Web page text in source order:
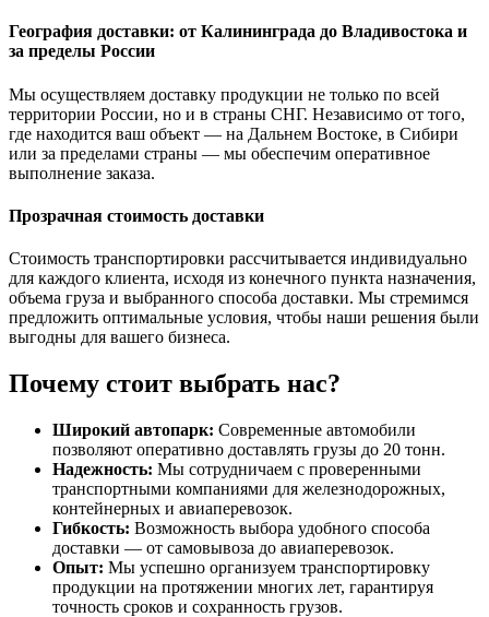
География доставки: от Калининграда до Владивостока и
за пределы России
Мы осуществляем доставку продукции не только по всей
территории России, но и в страны СНГ. Независимо от того,
где находится ваш объект — на Дальнем Востоке, в Сибири
или за пределами страны — мы обеспечим оперативное
выполнение заказа.
Прозрачная стоимость доставки
Стоимость транспортировки рассчитывается индивидуально
для каждого клиента, исходя из конечного пункта назначения,
объема груза и выбранного способа доставки. Мы стремимся
предложить оптимальные условия, чтобы наши решения были
выгодны для вашего бизнеса.
Почему стоит выбрать нас?
Широкий автопарк: Современные автомобили
позволяют оперативно доставлять грузы до 20 тонн.
Надежность: Мы сотрудничаем с проверенными
транспортными компаниями для железнодорожных,
контейнерных и авиаперевозок.
Гибкость: Возможность выбора удобного способа
доставки — от самовывоза до авиаперевозок.
Опыт: Мы успешно организуем транспортировку
продукции на протяжении многих лет, гарантируя
точность сроков и сохранность грузов.